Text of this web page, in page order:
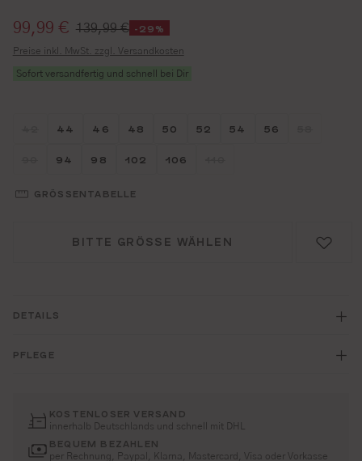
Verkaufspreis:
99,99 € 139,99 € -29%
Preise inkl. MwSt. zzgl. Versandkosten
Sofort versandfertig und schnell bei Dir
Größe wählen
Größe wählen
44 Größe wählen
46 Größe wählen
48 Größe wählen
50 Größe wählen
52 Größe wählen
54 Größe
56
Größe wählen
Größe wählen
94 Größe wählen
98 Größe wählen
102 Größe wählen
106
GRÖSSENTABELLE
BITTE GRÖSSE WÄHLEN
DETAILS
PFLEGE
KOSTENLOSER VERSAND
innerhalb Deutschlands und schnell mit DHL
BEQUEM BEZAHLEN
per Rechnung, Paypal, Klarna, Mastercard, Visa oder Vorkasse